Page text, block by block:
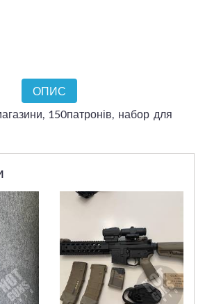
ОПИС
150патронів, набор для